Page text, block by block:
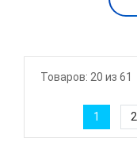
Товаров: 20 из 61
1 2